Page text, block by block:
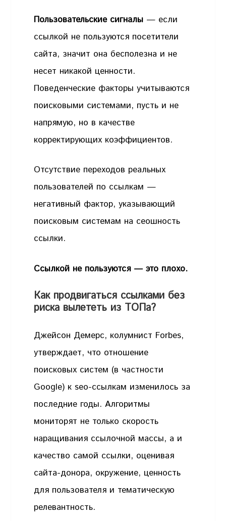
Пользовательские сигналы — если
ссылкой не пользуются посетители
сайта, значит она бесполезна и не
несет никакой ценности.
Поведенческие факторы учитываются
поисковыми системами, пусть и не
напрямую, но в качестве
корректирующих коэффициентов.
Отсутствие переходов реальных
пользователей по ссылкам —
негативный фактор, указывающий
поисковым системам на сеошность
ссылки.
Ссылкой не пользуются — это плохо.
Как продвигаться ссылками без
риска вылететь из ТОПа?
Джейсон Демерс, колумнист Forbes,
утверждает, что отношение
поисковых систем (в частности
Google) к seo-ссылкам изменилось за
последние годы. Алгоритмы
мониторят не только скорость
наращивания ссылочной массы, а и
качество самой ссылки, оценивая
сайта-донора, окружение, ценность
для пользователя и тематическую
релевантность.